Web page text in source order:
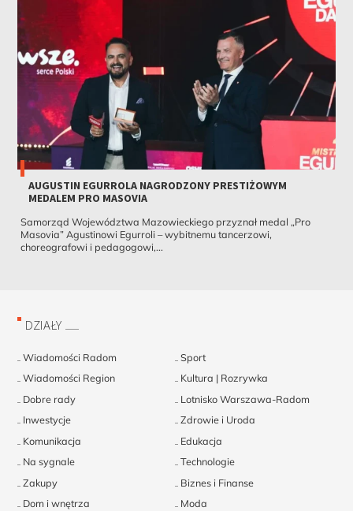
AUGUSTIN EGURROLA NAGRODZONY PRESTIŻOWYM
MEDALEM PRO MASOVIA
Samorząd Województwa Mazowieckiego przyznał medal „Pro
Masovia” Agustinowi Egurroli – wybitnemu tancerzowi,
choreografowi i pedagogowi,...
DZIAŁY
Wiadomości Radom
Sport
Wiadomości Region
Kultura | Rozrywka
Dobre rady
Lotnisko Warszawa-Radom
Inwestycje
Zdrowie i Uroda
Komunikacja
Edukacja
Na sygnale
Technologie
Zakupy
Biznes i Finanse
Dom i wnętrza
Moda